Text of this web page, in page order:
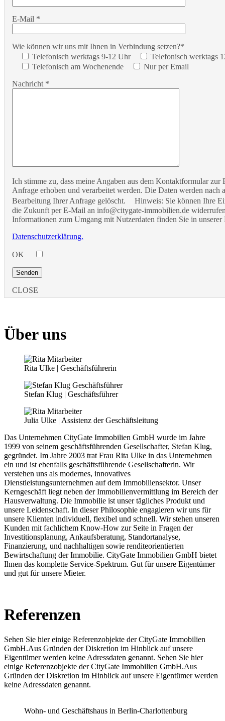
E-Mail *
Wie können wir uns mit Ihnen in Verbindung setzen?*
Telefonisch werktags 9-12 Uhr
Telefonisch werktags
Telefonisch am Wochenende
Nur per Email
Nachricht *
Ich stimme zu, dass meine Angaben aus dem Kontaktformular zur
Anfrage erhoben und verarbeitet werden. Die Daten werden nach
Bearbeitung Ihrer Anfrage gelöscht. Hinweis: Sie können Ihre
die Zukunft per E-Mail an info@citygate-immobilien.de
Informationen zum Umgang mit Nutzerdaten finden Sie in unserer
Datenschutzerklärung.
OK
CLOSE
Über uns
Rita Ulke | Geschäftsführerin
Stefan Klug | Geschäftsführer
Julia Ulke | Assistenz der Geschäftsleitung
Das Unternehmen CityGate Immobilien GmbH wurde im Jahre
1999 von seinem geschäftsführenden Gesellschafter, Stefan Klug,
gegründet. Im Jahre 2003 trat Frau Rita Ulke in das Unternehmen
ein und ist ebenfalls geschäftsführende Gesellschafterin. Wir
verstehen uns als modernes, innovatives
Dienstleistungsunternehmen auf dem Immobiliensektor. Unser
Kerngeschäft liegt neben der Immobilienvermittlung im Bereich der
Hausverwaltung. Die Immobilie ist unser tägliches Produkt und
unsere Leidenschaft. In dieser Philosophie engagieren wir uns für
unsere Klienten individuell, flexibel und schnell. Wir stehen unseren
Kunden mit fachlichem Know-How zur Seite in Fragen der
Investitionsplanung, Ankaufsberatung, Standortanalyse,
Finanzierung, und nachhaltigen sowie renditeorientierten
Bewirtschaftung der Immobilie. CityGate Immobilien GmbH bietet
Ihnen das komplette Service-Spektrum. Gut für unsere Eigentümer
und gut für unsere Mieter.
Referenzen
Sehen Sie hier einige Referenzobjekte der CityGate Immobilien
GmbH.Aus Gründen der Diskretion im Hinblick auf unsere
Eigentümer werden keine Adressdaten genannt. Sehen Sie hier
einige Referenzobjekte der CityGate Immobilien GmbH.Aus
Gründen der Diskretion im Hinblick auf unsere Eigentümer werden
keine Adressdaten genannt.
Wohn- und Geschäftshaus in Berlin-Charlottenburg